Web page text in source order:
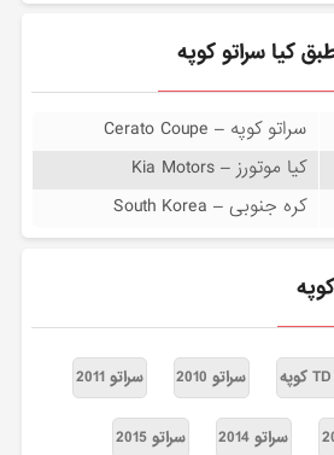
سراتو کوپه
سراتو کوپه – Cerato Coupe
کیا موتورز – Kia Motors
کره جنوبی – South Korea
سراتو 2010 سراتو 2011
سراتو 2014 سراتو 2015